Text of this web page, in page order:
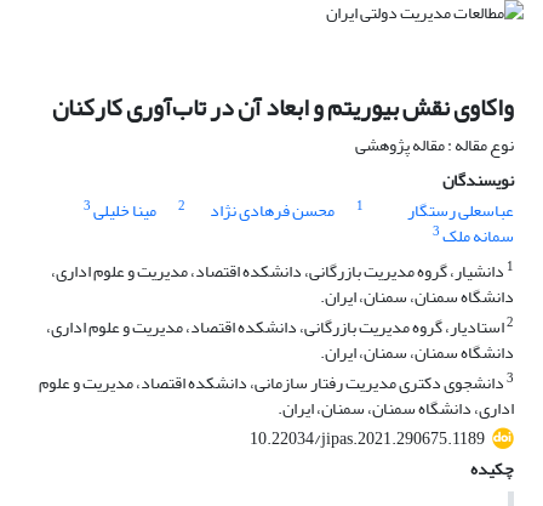
واکاوی نقش بیوریتم و ابعاد آن در تاب‌آوری کارکنان
نوع مقاله : مقاله پژوهشی
نویسندگان
عباسعلی رستگار
1 محسن فرهادی نژاد 2 مینا خلیلی3
سمانه ملک3
1 دانشیار، گروه مدیریت بازرگانی، دانشکده اقتصاد، مدیریت و علوم اداری،
دانشگاه سمنان، سمنان، ایران.
2استادیار، گروه مدیریت بازرگانی، دانشکده اقتصاد، مدیریت و علوم اداری،
دانشگاه سمنان، سمنان، ایران.
3دانشجوی دکتری مدیریت رفتار سازمانی، دانشکده اقتصاد، مدیریت و علوم
اداری، دانشگاه سمنان، سمنان، ایران.
10.22034/jipas.2021.290675.1189
چکیده